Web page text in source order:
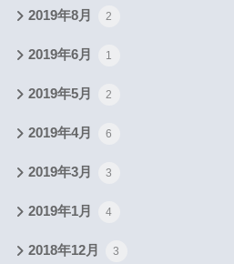
2019年8月 2
2019年6月 1
2019年5月 2
2019年4月 6
2019年3月 3
2019年1月 4
2018年12月 3